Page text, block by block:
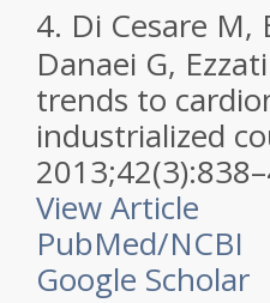
4. Di Cesare M,
Danaei G,
trends to
industrialized
View Article
PubMed/NCBI
Google Scholar